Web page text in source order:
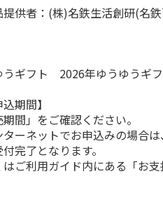
供者：(株)名鉄生活創研(名
うギフト 2026年ゆうゆうギ
込期間】
期間」をご確認ください。
ーネットでお申込みの場合
完了となります。
はご利用ガイド内にある「お